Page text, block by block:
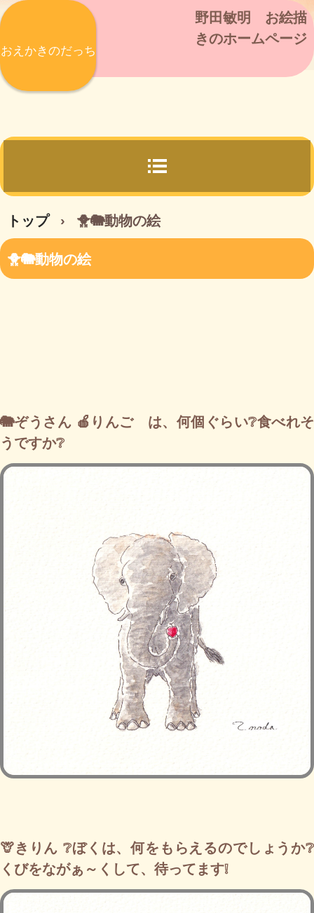
おえかきのだっち
野田敏明 お絵描
きのホームページ
トップ › 🐥🐘動物の絵
🐥🐘動物の絵
🐘ぞうさん 🍎りんご は、何個ぐらい❔食べれそ
うですか❔
🦒きりん ❔ぼくは、何をもらえるのでしょうか❔
くびをながぁ～くして、待ってます❕